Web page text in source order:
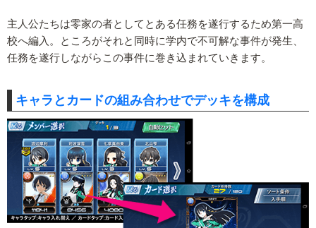
主人公たちは零家の者としてとある任務を遂行するため第一高
校へ編入。ところがそれと同時に学内で不可解な事件が発生、
任務を遂行しながらこの事件に巻き込まれていきます。
キャラとカードの組み合わせでデッキを構成